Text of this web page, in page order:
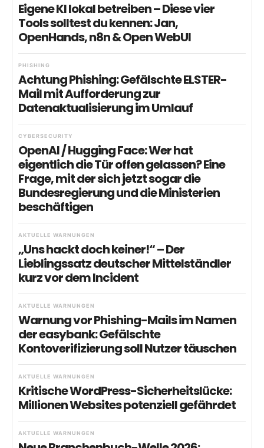
Eigene KI lokal betreiben – Diese vier
Tools solltest du kennen: Jan,
OpenHands, n8n & Open WebUI
PHISHING
Achtung Phishing: Gefälschte ELSTER-
Mail mit Aufforderung zur
Datenaktualisierung im Umlauf
CYBERSECURITY
OpenAI / Hugging Face: Wer hat
eigentlich die Tür offen gelassen? Eine
Frage, mit der sich jetzt sogar die
Bundesregierung und die Ministerien
beschäftigen
AKTUELLE WARNUNGEN
„Uns hackt doch keiner!“ – Der
Lieblingssatz deutscher Mittelständler
kurz vor dem Incident
AKTUELLE WARNUNGEN
Warnung vor Phishing-Mails im Namen
der easybank: Gefälschte
Kontoverifizierung soll Nutzer täuschen
AKTUELLE WARNUNGEN
Kritische WordPress-Sicherheitslücke:
Millionen Websites potenziell gefährdet
AKTUELLE WARNUNGEN